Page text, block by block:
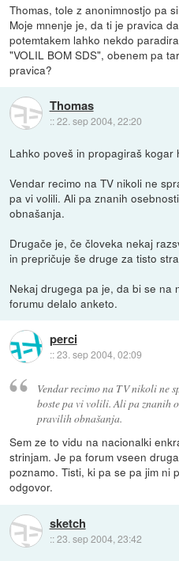
Thomas, tole z anonimnostjo pa
Moje mnenje je, da ti je pravica
potemtakem lahko nekdo
"VOLIL BOM SDS", obenem pa
pravica?
Thomas
::22. sep 2004, 22:20
Lahko poveš in propagiraš kogar
Vendar recimo na TV nikoli ne
pa vi volili. Ali pa znanih
obnašanja.
Drugače je, če človeka nekaj
in prepričuje še druge za tisto
Nekaj drugega pa je, da bi se na
forumu delalo anketo.
perci
::23. sep 2004, 02:09
Vendar recimo na TV nikoli ne
boste pa vi volili. Ali pa znanih
pravilih obnašanja.
Sem ze to vidu na nacionalki
strinjam. Je pa forum vseen
poznamo. Tisti, ki pa se pa jim ni
odgovor.
sketch
::23. sep 2004, 23:42